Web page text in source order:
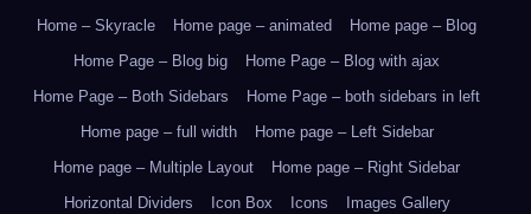
Home – Skyracle
Home page – animated
Home page – Blog
Home Page – Blog big
Home Page – Blog with ajax
Home Page – Both Sidebars
Home Page – both sidebars in left
Home page – full width
Home page – Left Sidebar
Home page – Multiple Layout
Home page – Right Sidebar
Horizontal Dividers
Icon Box Icons
Images Gallery